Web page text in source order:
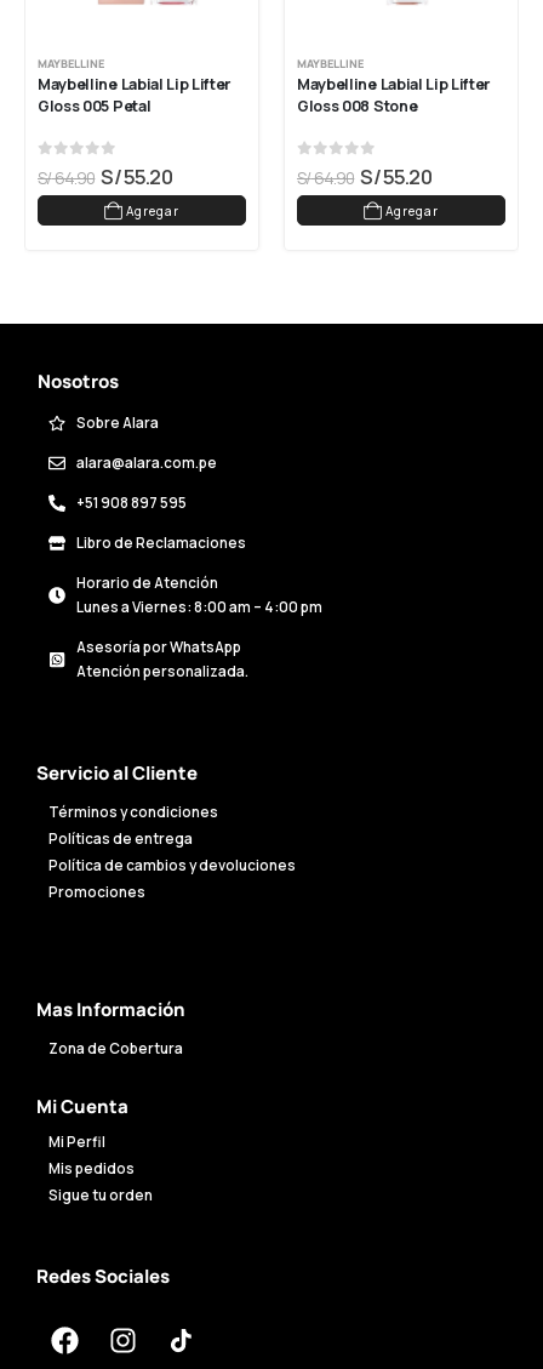
MAYBELLINE
Maybelline Labial Lip Lifter
Gloss 005 Petal
out of 5
S/64.90 S/55.20
Agregar
MAYBELLINE
Maybelline Labial Lip Lifter
Gloss 008 Stone
out of 5
S/64.90 S/55.20
Agregar
Nosotros
Sobre Alara
alara@alara.com.pe
+51 908 897 595
Libro de Reclamaciones
Horario de Atención
Lunes a Viernes: 8:00 am – 4:00 pm
Asesoría por WhatsApp
Atención personalizada.
Servicio al Cliente
Términos y condiciones
Políticas de entrega
Política de cambios y devoluciones
Promociones
Mas Información
Zona de Cobertura
Mi Cuenta
Mi Perfil
Mis pedidos
Sigue tu orden
Redes Sociales